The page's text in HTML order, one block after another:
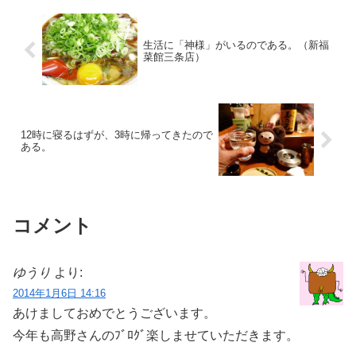
生活に「神様」がいるのである。（新福
菜館三条店）
12時に寝るはずが、3時に帰ってきたので
ある。
コメント
ゆうり より:
2014年1月6日 14:16
あけましておめでとうございます。
今年も高野さんのﾌﾞﾛｸﾞ楽しませていただきます。